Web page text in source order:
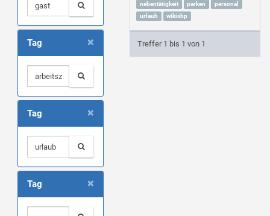
×
Tag
×
Tag
×
Tag
nebentätigkeit
parken
personal
urlaub
wikisbp
Treffer 1 bis 1 von 1